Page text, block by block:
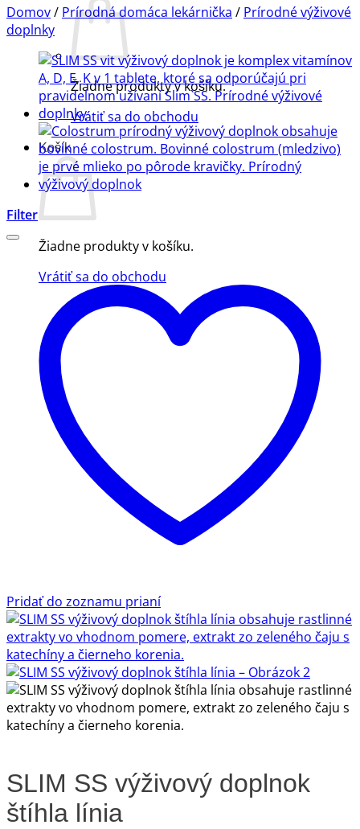
Žiadne produkty v košíku.
Vrátiť sa do obchodu
Košík
Žiadne produkty v košíku.
Vrátiť sa do obchodu
Domov/ Prírodná domáca lekárnička / Prírodné výživové
doplnky
Filter
Pridať do zoznamu prianí
SLIM SS výživový doplnok
štíhla línia